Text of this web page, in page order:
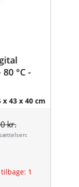
°C -
x 43 x 40 cm
kr.
1